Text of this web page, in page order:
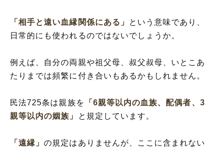
「相手と遠い血縁関係にある」
という意味であり、
日常的にも使われるのではないでしょうか。
例えば、自分の両親や祖父母、叔父叔母、いとこあ
たりまでは頻繁に付き合いもあるかもしれません。
民法725条は親族を 「6親等以内の血族、配偶者、3
親等以内の姻族」
と規定しています。
「遠縁」の規定はありませんが、ここに含まれない